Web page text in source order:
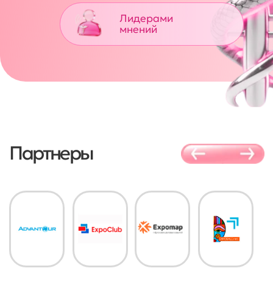
© Biexpo, Все права защищены.
Презентация
Наши проекты
рассылка новостей? Подпишитесь, и